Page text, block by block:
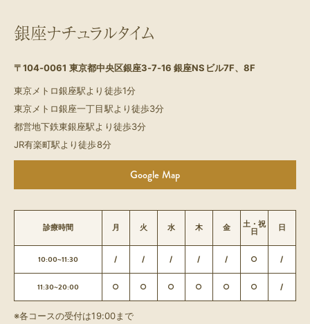
銀座ナチュラルタイム
〒104-0061 東京都中央区銀座3-7-16 銀座NSビル7F、8F
東京メトロ銀座駅より徒歩1分
東京メトロ銀座一丁目駅より徒歩3分
都営地下鉄東銀座駅より徒歩3分
JR有楽町駅より徒歩8分
Google Map
診療時間 月 火 水 木 金 土・祝
日 日
10:00~11:30 / / / / / ○ /
11:30~20:00 ○ ○ ○ ○ ○ ○ /
※各コースの受付は19:00まで